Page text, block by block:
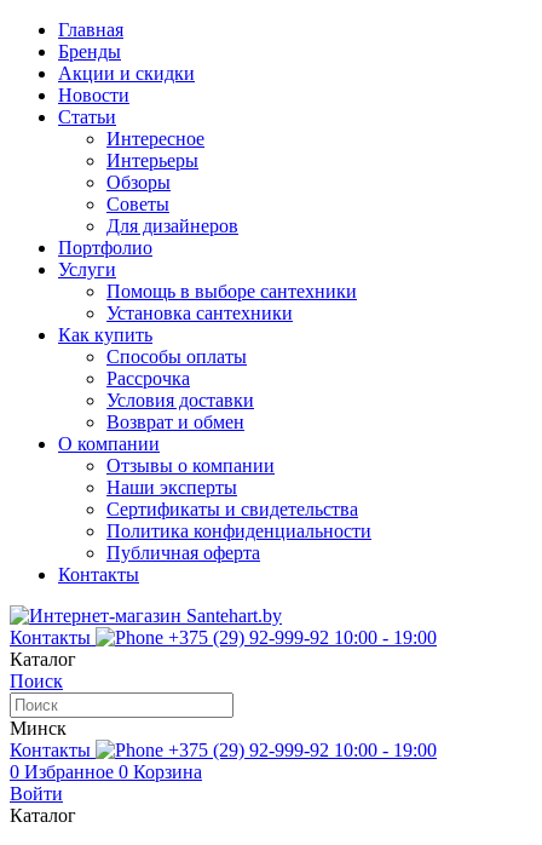
Главная
Бренды
Акции и скидки
Новости
Статьи
Интересное
Интерьеры
Обзоры
Советы
Для дизайнеров
Портфолио
Услуги
Помощь в выборе сантехники
Установка сантехники
Как купить
Способы оплаты
Рассрочка
Условия доставки
Возврат и обмен
О компании
Отзывы о компании
Наши эксперты
Сертификаты и свидетельства
Политика конфиденциальности
Публичная оферта
Контакты
Контакты +375 (29) 92-999-92 10:00 - 19:00
Каталог
Поиск
Минск
Контакты
+375 (29) 92-999-92 10:00 - 19:00
0 Избранное 0 Корзина
Войти
Каталог